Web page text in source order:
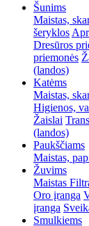
Šunims
Maistas,
šeryklos
Dresūros
priemonės
(landos)
Katėms
Maistas,
Higienos,
Žaislai
(landos)
Paukščiams
Maistas,
Žuvims
Maistas
Oro įranga
įranga
Smulkiems